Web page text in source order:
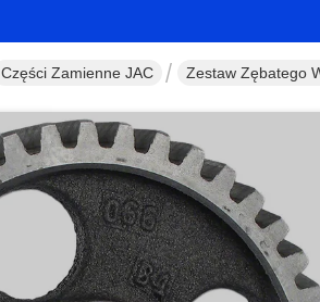
Części Zamienne JAC Zestaw Zębatego